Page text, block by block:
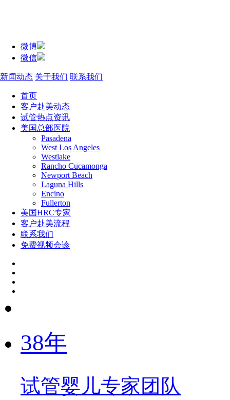
微博
微信
新闻动态 关于我们 联系我们
首页
客户赴美动态
试管热点资讯
美国总部医院
Pasadena
West Los Angeles
Westlake
Rancho Cucamonga
Newport Beach
Laguna Hills
Encino
Fullerton
美国HRC专家
客户赴美流程
联系我们
免费视频会诊
38年
试管婴儿专家团队